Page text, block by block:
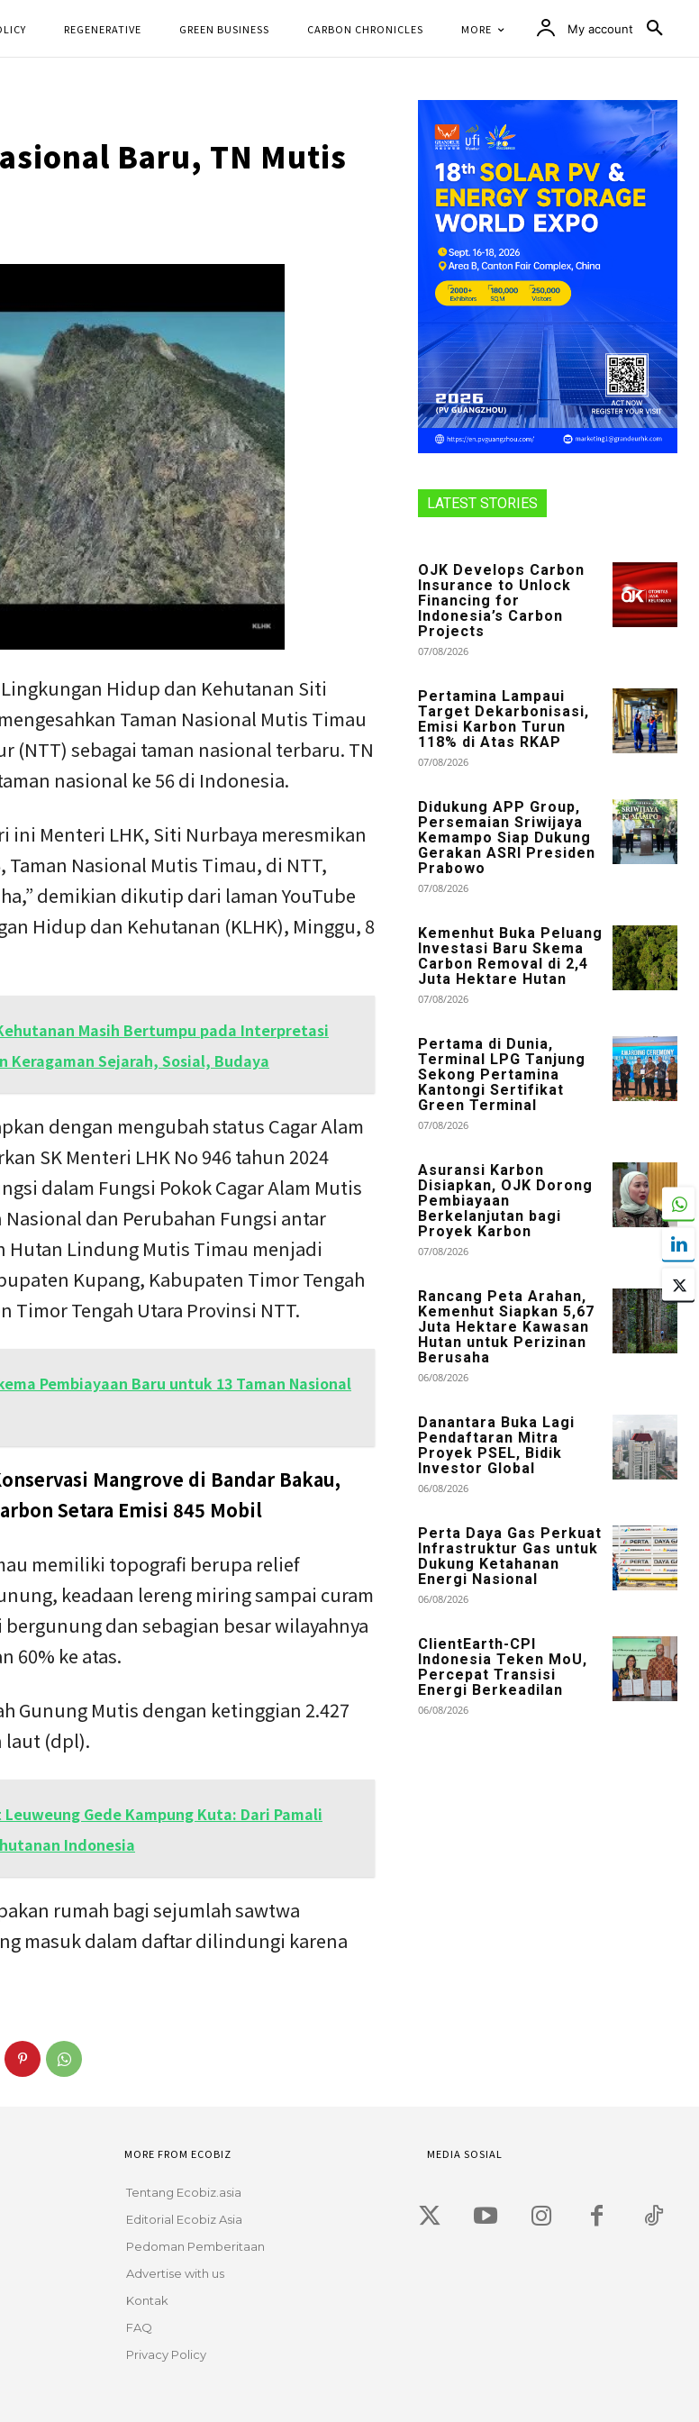
REGENERATIVE GREEN BUSINESS CARBON CHRONICLES MORE My account
Baru, TN Mutis
Hidup dan Kehutanan Siti
Taman Nasional Mutis Timau
(NTT) sebagai taman nasional terbaru. TN
nasional ke 56 di Indonesia.
ini Menteri LHK, Siti Nurbaya meresmikan
Taman Nasional Mutis Timau, di NTT,
demikian dikutip dari laman YouTube
Hidup dan Kehutanan (KLHK), Minggu, 8
Masih Bertumpu pada Interpretasi
Keragaman Sejarah, Sosial, Budaya
dengan mengubah status Cagar Alam
SK Menteri LHK No 946 tahun 2024
dalam Fungsi Pokok Cagar Alam Mutis
dan Perubahan Fungsi antar
Hutan Lindung Mutis Timau menjadi
Kupang, Kabupaten Timor Tengah
Timor Tengah Utara Provinsi NTT.
Pembiayaan Baru untuk 13 Taman Nasional
Mangrove di Bandar Bakau,
Setara Emisi 845 Mobil
memiliki topografi berupa relief
keadaan lereng miring sampai curam
dan sebagian besar wilayahnya
60% ke atas.
Gunung Mutis dengan ketinggian 2.427
laut (dpl).
Gede Kampung Kuta: Dari Pamali
Indonesia
rumah bagi sejumlah sawtwa
masuk dalam daftar dilindungi karena
LATEST STORIES
OJK Develops Carbon
Insurance to Unlock
Financing for
Indonesia’s Carbon
Projects
07/08/2026
Pertamina Lampaui
Target Dekarbonisasi,
Emisi Karbon Turun
118% di Atas RKAP
07/08/2026
Didukung APP Group,
Persemaian Sriwijaya
Kemampo Siap Dukung
Gerakan ASRI Presiden
Prabowo
07/08/2026
Kemenhut Buka Peluang
Investasi Baru Skema
Carbon Removal di 2,4
Juta Hektare Hutan
07/08/2026
Pertama di Dunia,
Terminal LPG Tanjung
Sekong Pertamina
Kantongi Sertifikat
Green Terminal
07/08/2026
Asuransi Karbon
Disiapkan, OJK Dorong
Pembiayaan
Berkelanjutan bagi
Proyek Karbon
07/08/2026
Rancang Peta Arahan,
Kemenhut Siapkan 5,67
Juta Hektare Kawasan
Hutan untuk Perizinan
Berusaha
06/08/2026
Danantara Buka Lagi
Pendaftaran Mitra
Proyek PSEL, Bidik
Investor Global
06/08/2026
Perta Daya Gas Perkuat
Infrastruktur Gas untuk
Dukung Ketahanan
Energi Nasional
06/08/2026
ClientEarth-CPI
Indonesia Teken MoU,
Percepat Transisi
Energi Berkeadilan
06/08/2026
MORE FROM ECOBIZ
Tentang Ecobiz.asia
Editorial Ecobiz Asia
Pedoman Pemberitaan
Advertise with us
Kontak
FAQ
Privacy Policy
MEDIA SOSIAL